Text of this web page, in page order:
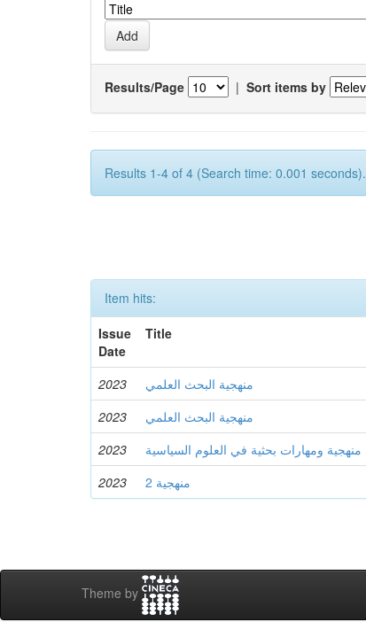
Results/Page | Sort items by
Results 1-4 of 4 (Search time: 0.001 seconds).
Item hits:
Issue
Date
Title
2023 منهجية البحث العلمي
2023
منهجية البحث العلمي
2023
منهجية ومهارات بحثية في العلوم السياسية
2023
منهجية 2
Theme by